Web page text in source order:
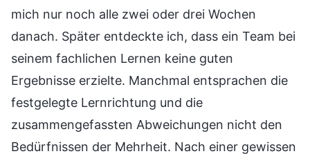
mich nur noch alle zwei oder drei Wochen
danach. Später entdeckte ich, dass ein Team bei
seinem fachlichen Lernen keine guten
Ergebnisse erzielte. Manchmal entsprachen die
festgelegte Lernrichtung und die
zusammengefassten Abweichungen nicht den
Bedürfnissen der Mehrheit. Nach einer gewissen